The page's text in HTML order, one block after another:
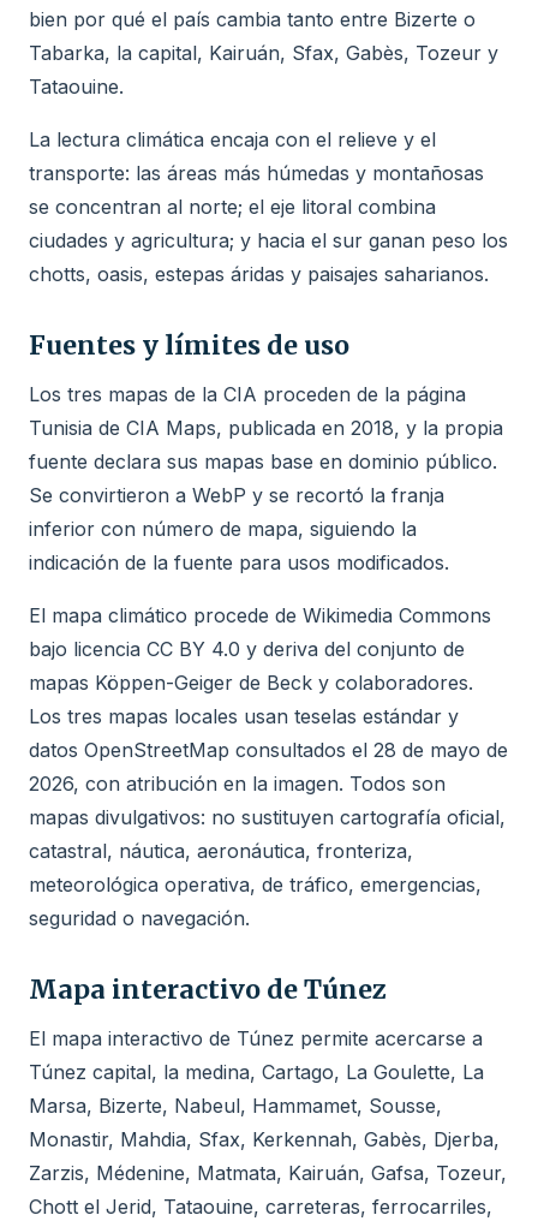
bien por qué el país cambia tanto entre Bizerte o
Tabarka, la capital, Kairuán, Sfax, Gabès, Tozeur y
Tataouine.
La lectura climática encaja con el relieve y el
transporte: las áreas más húmedas y montañosas
se concentran al norte; el eje litoral combina
ciudades y agricultura; y hacia el sur ganan peso los
chotts, oasis, estepas áridas y paisajes saharianos.
Fuentes y límites de uso
Los tres mapas de la CIA proceden de la página
Tunisia de CIA Maps, publicada en 2018, y la propia
fuente declara sus mapas base en dominio público.
Se convirtieron a WebP y se recortó la franja
inferior con número de mapa, siguiendo la
indicación de la fuente para usos modificados.
El mapa climático procede de Wikimedia Commons
bajo licencia CC BY 4.0 y deriva del conjunto de
mapas Köppen-Geiger de Beck y colaboradores.
Los tres mapas locales usan teselas estándar y
datos OpenStreetMap consultados el 28 de mayo de
2026, con atribución en la imagen. Todos son
mapas divulgativos: no sustituyen cartografía oficial,
catastral, náutica, aeronáutica, fronteriza,
meteorológica operativa, de tráfico, emergencias,
seguridad o navegación.
Mapa interactivo de Túnez
El mapa interactivo de Túnez permite acercarse a
Túnez capital, la medina, Cartago, La Goulette, La
Marsa, Bizerte, Nabeul, Hammamet, Sousse,
Monastir, Mahdia, Sfax, Kerkennah, Gabès, Djerba,
Zarzis, Médenine, Matmata, Kairuán, Gafsa, Tozeur,
Chott el Jerid, Tataouine, carreteras, ferrocarriles,